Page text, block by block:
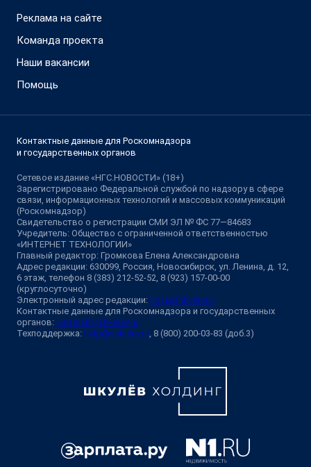
Реклама на сайте
Команда проекта
Наши вакансии
Помощь
Контактные данные для Роскомнадзора
и государственных органов
Сетевое издание «НГС.НОВОСТИ» (18+)
Зарегистрировано Федеральной службой по надзору в сфере
связи, информационных технологий и массовых коммуникаций
(Роскомнадзор)
Свидетельство о регистрации СМИ ЭЛ № ФС 77—84683
Учредитель: Общество с ограниченной ответственностью
«ИНТЕРНЕТ ТЕХНОЛОГИИ»
Главный редактор: Громкова Елена Александровна
Адрес редакции: 630099, Россия, Новосибирск, ул. Ленина, д. 12,
6 этаж, телефон 8 (383) 212-52-52, 8 (923) 157-00-00
(круглосуточно)
Электронный адрес редакции: ngs@shkulev.ru
Контактные данные для Роскомнадзора и государственных
органов: juristnsk@shkulev.ru
Техподдержка: help@shkulev.ru, 8 (800) 200-03-83 (доб.3)